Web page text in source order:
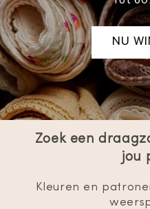
NU
Zoek een
jou
Kleuren en